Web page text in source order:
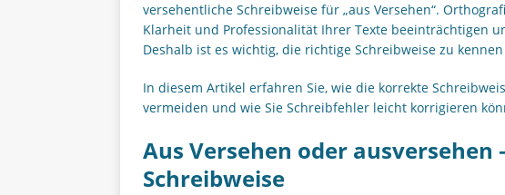
versehentliche Schreibweise für „aus Versehen“.
Klarheit und Professionalität Ihrer Texte beeinträchtigen
Deshalb ist es wichtig, die richtige Schreibweise zu
In diesem Artikel erfahren Sie, wie die korrekte
vermeiden und wie Sie Schreibfehler leicht korrigieren
Aus Versehen oder ausversehen
Schreibweise